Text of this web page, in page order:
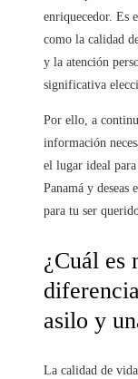
enriquecedor. Es
como la calidad
y la atención
significativa
Por ello, a
información
el lugar ideal
Panamá y deseas
para tu ser
¿Cuál es
asilo y
La calidad de